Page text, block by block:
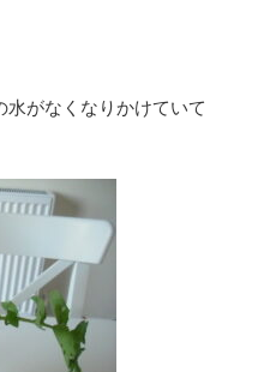
水がなくなりかけていて